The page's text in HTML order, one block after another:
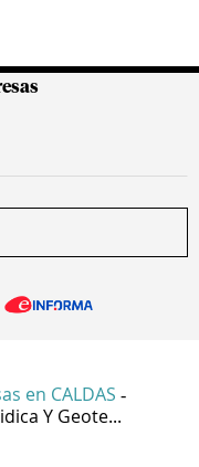
en CALDAS -
Y Geote...